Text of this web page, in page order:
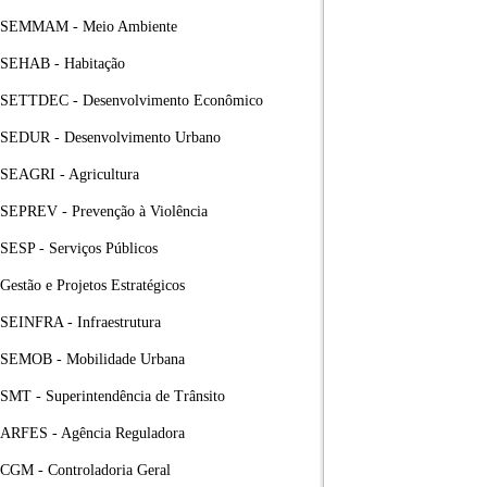
SEMMAM - Meio Ambiente
SEHAB - Habitação
SETTDEC - Desenvolvimento Econômico
SEDUR - Desenvolvimento Urbano
SEAGRI - Agricultura
SEPREV - Prevenção à Violência
SESP - Serviços Públicos
Gestão e Projetos Estratégicos
SEINFRA - Infraestrutura
SEMOB - Mobilidade Urbana
SMT - Superintendência de Trânsito
ARFES - Agência Reguladora
CGM - Controladoria Geral